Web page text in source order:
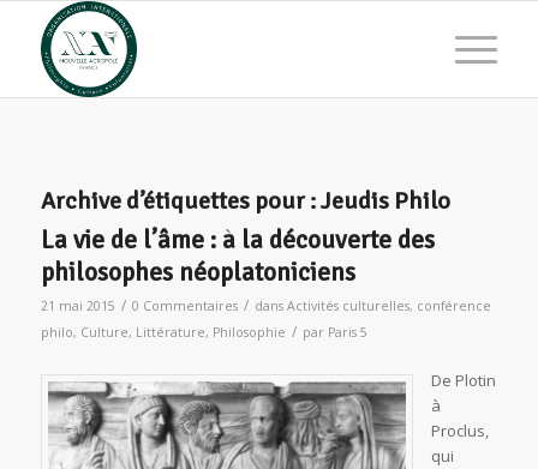
Archive d’étiquettes pour :Jeudis Philo
La vie de l’âme : à la découverte des
philosophes néoplatoniciens
21 mai 2015 / 0 Commentaires / dans Activités culturelles, conférence
philo, Culture, Littérature, Philosophie / par Paris 5
De Plotin
à
Proclus,
qui